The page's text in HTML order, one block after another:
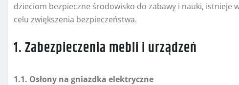
dzieciom bezpieczne środowisko do zabawy i nauki,
celu zwiększenia bezpieczeństwa.
1. Zabezpieczenia mebli i urządzeń
1.1. Osłony na gniazdka elektryczne